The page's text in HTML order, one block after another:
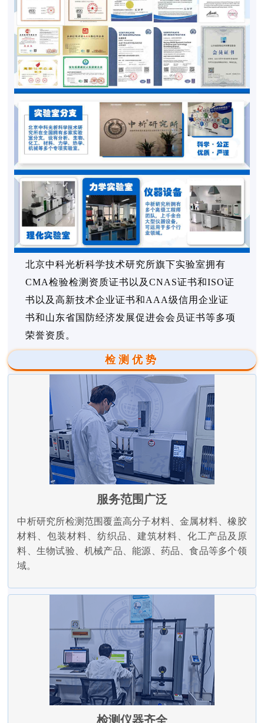
北京中科光析科学技术研究所旗下实验室拥有
CMA检验检测资质证书以及CNAS证书和ISO证
书以及高新技术企业证书和AAA级信用企业证
书和山东省国防经济发展促进会会员证书等多项
荣誉资质。
检测优势
服务范围广泛
中析研究所检测范围覆盖高分子材料、金属材料、橡胶
材料、包装材料、纺织品、建筑材料、化工产品及原
料、生物试验、机械产品、能源、药品、食品等多个领
域。
检测仪器齐全